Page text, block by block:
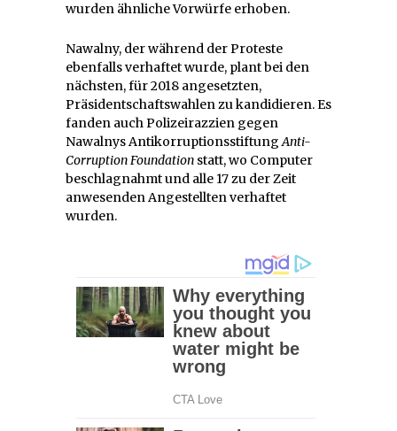
wurden ähnliche Vorwürfe erhoben.
Nawalny, der während der Proteste
ebenfalls verhaftet wurde, plant bei den
nächsten, für 2018 angesetzten,
Präsidentschaftswahlen zu kandidieren. Es
fanden auch Polizeirazzien gegen
Nawalnys AntikorruptionsstiftungAnti-
Corruption Foundation statt, wo Computer
beschlagnahmt und alle 17 zu der Zeit
anwesenden Angestellten verhaftet
wurden.